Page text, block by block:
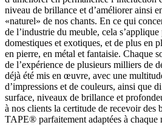
niveau de brillance et d’améliorer ainsi
«naturel» de nos chants. En ce qui
de l’industrie du meuble, cela
domestiques et exotiques, et de plus en
en pierre, en métal et fantaisie. Chaque
de l’expérience de plusieurs milliers de
déjà été mis en œuvre, avec une
d’impressions et de couleurs, ainsi que
surface, niveaux de brillance et
à nos clients la certitude de recevoir
TAPE® parfaitement adaptées à chaque